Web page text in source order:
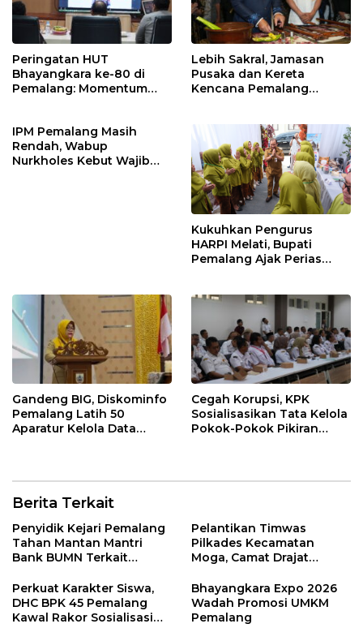
Peringatan HUT
Bhayangkara ke-80 di
Pemalang: Momentum
Lebih Sakral, Jamasan
Pusaka dan Kereta
Kencana Pemalang
IPM Pemalang Masih
Rendah, Wabup
Nurkholes Kebut Wajib
Kukuhkan Pengurus
HARPI Melati, Bupati
Pemalang Ajak Perias
Gandeng BIG, Diskominfo
Pemalang Latih 50
Aparatur Kelola Data
Cegah Korupsi, KPK
Sosialisasikan Tata Kelola
Pokok-Pokok Pikiran
Berita Terkait
Penyidik Kejari Pemalang
Tahan Mantan Mantri
Bank BUMN Terkait
Pelantikan Timwas
Pilkades Kecamatan
Moga, Camat Drajat
Larangan
Perkuat Karakter Siswa,
DHC BPK 45 Pemalang
Kawal Rakor Sosialisasi
Bhayangkara Expo 2026
Wadah Promosi UMKM
Pemalang